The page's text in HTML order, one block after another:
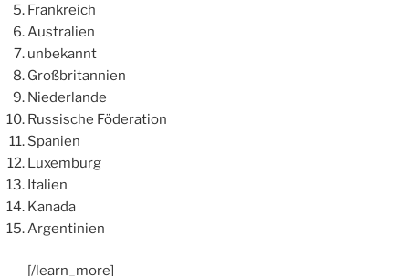
Frankreich
Australien
unbekannt
Großbritannien
Niederlande
Russische Föderation
Spanien
Luxemburg
Italien
Kanada
Argentinien
[/learn_more]